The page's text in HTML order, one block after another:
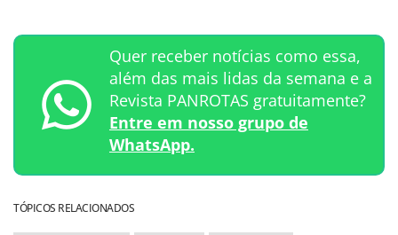
Quer receber notícias como essa,
além das mais lidas da semana e a
Revista PANROTAS gratuitamente?
Entre em nosso grupo de
WhatsApp.
TÓPICOS RELACIONADOS